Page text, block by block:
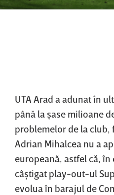
UTA Arad a adunat în
până la şase milioane
problemelor de la
Adrian Mihalcea nu a
europeană, astfel că,
câştigat play-out-ul
evolua în barajul de